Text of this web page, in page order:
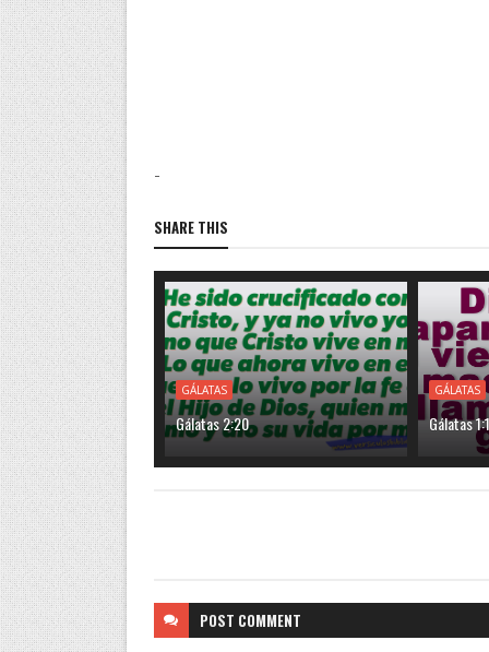
-
SHARE THIS
GÁLATAS
Gálatas 2:20
GÁLATAS
Gálatas
POST COMMENT